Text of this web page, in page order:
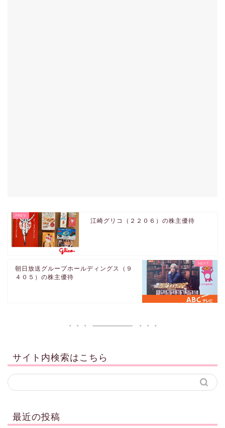
江崎グリコ（２２０６）の株主優待
朝日放送グループホールディングス（９
４０５）の株主優待
サイト内検索はこちら
最近の投稿